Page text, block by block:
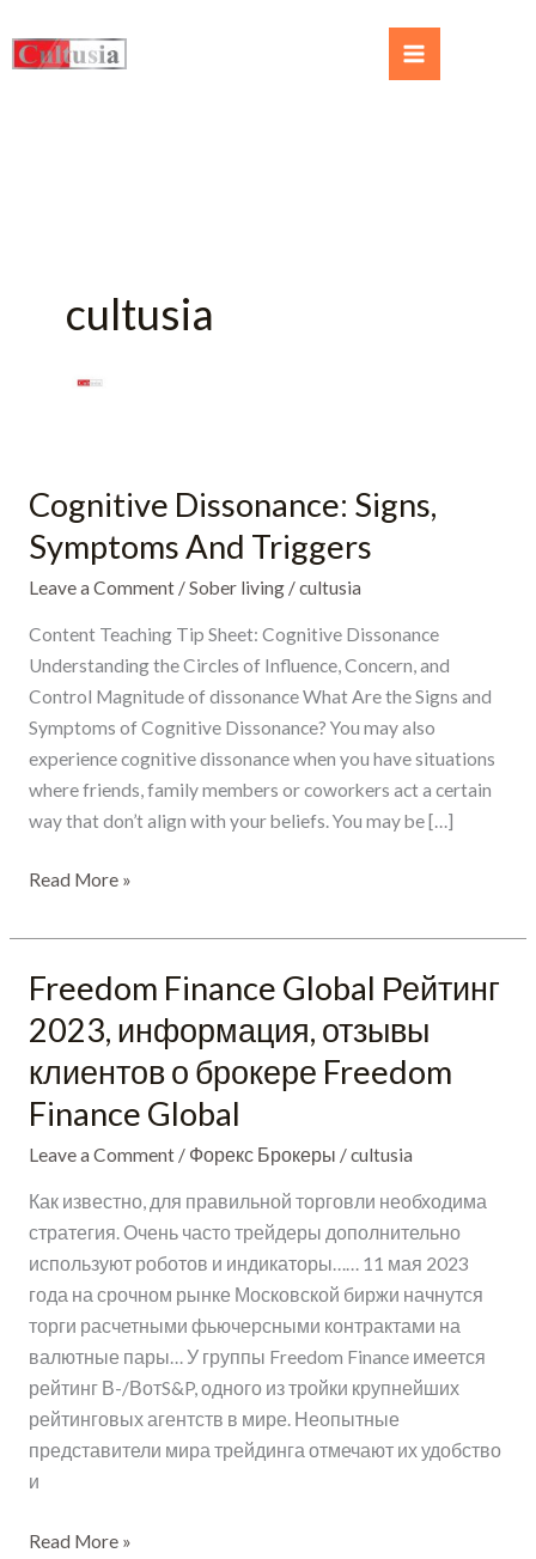
cultusia
Cognitive Dissonance: Signs,
Symptoms And Triggers
Leave a Comment /Sober living/cultusia
Content Teaching Tip Sheet: Cognitive Dissonance
Understanding the Circles of Influence, Concern, and
Control Magnitude of dissonance What Are the Signs and
Symptoms of Cognitive Dissonance? You may also
experience cognitive dissonance when you have situations
where friends, family members or coworkers act a certain
way that don’t align with your beliefs. You may be […]
Cognitive
Dissonance:
Signs,
Symptoms
Read More »
Freedom Finance Global Рейтинг
2023, информация, отзывы
клиентов о брокере Freedom
Finance Global
Leave a Comment / Форекс Брокеры /cultusia
Как известно, для правильной торговли необходима
стратегия. Очень часто трейдеры дополнительно
используют роботов и индикаторы…… 11 мая 2023
года на срочном рынке Московской биржи начнутся
торги расчетными фьючерсными контрактами на
валютные пары… У группы Freedom Finance имеется
рейтинг В-/ВотS&P, одного из тройки крупнейших
рейтинговых агентств в мире. Неопытные
представители мира трейдинга отмечают их удобство
и
Freedom
Global
Рейтинг
2023,
отзывы
клиентов
о
брокере
Freedom
Finance
Global
Read More »